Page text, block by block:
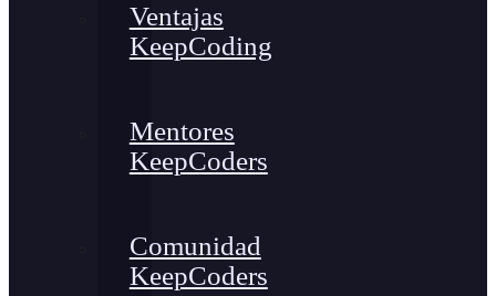
Ventajas
KeepCoding
Mentores
KeepCoders
Comunidad
KeepCoders